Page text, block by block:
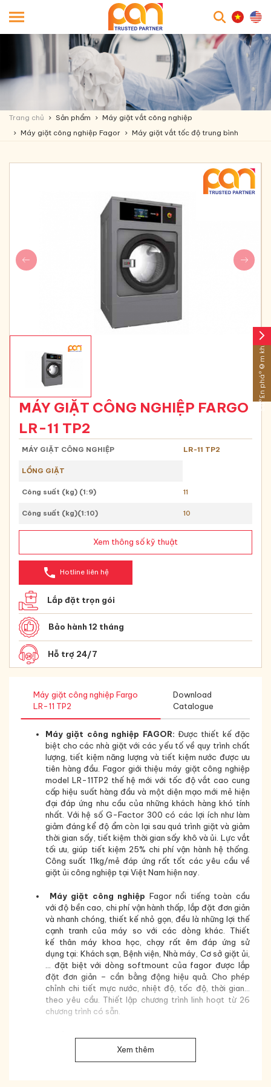
Trang chủ Sản phẩm
Máy giặt vắt công nghiệp
Máy giặt công nghiệp Fagor
Máy giặt vắt tốc độ trung bình
MÁY GIẶT CÔNG NGHIỆP FARGO
LR-11 TP2
MÁY GIẶT CÔNG NGHIỆP LR-11 TP2
LỒNG GIẶT
Công suất (kg) (1:9) 11
Công suất (kg)(1:10) 10
Xem thông số kỹ thuật
phone Hotline liên hệ
Lắp đặt trọn gói
Bảo hành 12 tháng
Hỗ trợ 24/7
Máy giặt công nghiệp Fargo
LR-11 TP2
Download
Catalogue
Máy giặt công nghiệp FAGOR: Được thiết kế đặc
biệt cho các nhà giặt với các yếu tố về quy trình chất
lượng, tiết kiệm năng lượng và tiết kiệm nước được ưu
tiên hàng đầu. Fagor giới thiệu máy giặt công nghiệp
model LR-11TP2 thế hệ mới với tốc độ vắt cao cung
cấp hiệu suất hàng đầu và một diện mạo mới mẻ hiện
đại đáp ứng nhu cầu của những khách hàng khó tính
nhất. Với hệ số G-Factor 300 có các lợi ích như làm
giảm đáng kể độ ẩm còn lại sau quá trình giặt và giảm
thời gian sấy, tiết kiệm thời gian sấy khô và ủi. Lực vắt
tối ưu, giúp tiết kiệm 25% chi phí vận hành hệ thống.
Công suất 11kg/mẻ đáp ứng rất tốt các yêu cầu về
giặt ủi công nghiệp tại Việt Nam hiện nay.
Máy giặt công nghiệp Fagor nổi tiếng toàn cầu
vớiđộ bền cao, chi phí vận hành thấp, lắp đặt đơn giản
và nhanh chóng, thiết kế nhỏ gọn, đều là những lợi thế
cạnh tranh của máy so với các dòng khác. Thiết
kế thân máy khoa học chạy rấtêmđáp ứng sử
dụng tại: Khách sạn, Bệnh viện, Nhà máy, Cơ sở giặt ủi,
… đặt biệt với dòng softmount của fagor được lắp
đặt đơn giản – cần bằng động hiệu quả. Cho phép
chỉnh chi tiết mực nước, nhiệt độ, tốc độ, thời gian…
theo yêu cầu. Thiết lập chương trình linh hoạt từ 26
chương trình có sẵn.
chức nănglưu trữ theo thời gian thực
Xem thêm
arrow_forward_ios
Sáº£n pháº©m khÃ¡c